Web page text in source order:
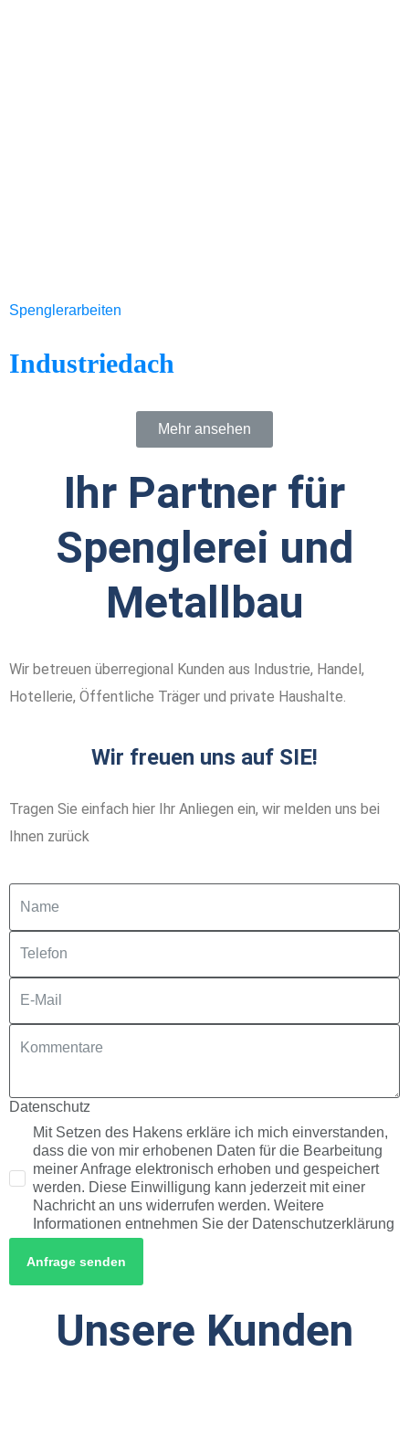
Spenglerarbeiten
Industriedach
Mehr ansehen
Ihr Partner für
Spenglerei und
Metallbau
Wir betreuen überregional Kunden aus Industrie, Handel,
Hotellerie, Öffentliche Träger und private Haushalte.
Wir freuen uns auf SIE!
Tragen Sie einfach hier Ihr Anliegen ein, wir melden uns bei
Ihnen zurück
Datenschutz
Mit Setzen des Hakens erkläre ich mich einverstanden,
dass die von mir erhobenen Daten für die Bearbeitung
meiner Anfrage elektronisch erhoben und gespeichert
werden. Diese Einwilligung kann jederzeit mit einer
Nachricht an uns widerrufen werden. Weitere
Informationen entnehmen Sie der Datenschutzerklärung
Anfrage senden
Unsere Kunden